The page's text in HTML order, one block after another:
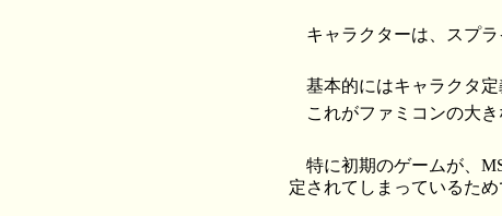
キャラクターは、スプ
基本的にはキャラクタ
これがファミコンの大
特に初期のゲームが、
定されてしまっているため